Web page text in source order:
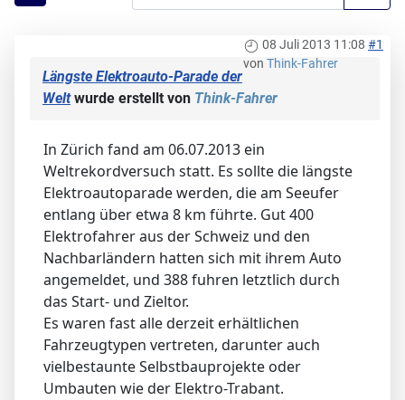
08 Juli 2013 11:08 #1
von Think-Fahrer
Längste Elektroauto-Parade der
Weltwurde erstellt von Think-Fahrer
In Zürich fand am 06.07.2013 ein
Weltrekordversuch statt. Es sollte die längste
Elektroautoparade werden, die am Seeufer
entlang über etwa 8 km führte. Gut 400
Elektrofahrer aus der Schweiz und den
Nachbarländern hatten sich mit ihrem Auto
angemeldet, und 388 fuhren letztlich durch
das Start- und Zieltor.
Es waren fast alle derzeit erhältlichen
Fahrzeugtypen vertreten, darunter auch
vielbestaunte Selbstbauprojekte oder
Umbauten wie der Elektro-Trabant.